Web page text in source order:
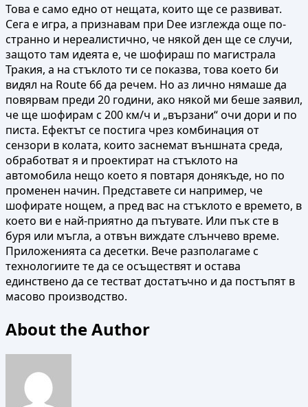
Това е само едно от нещата, които ще се развиват.
Сега е игра, а признавам при Dee изглежда още по-
странно и нереалистично, че някой ден ще се случи,
защото там идеята е, че шофираш по магистрала
Тракия, а на стъклото ти се показва, това което би
видял на Route 66 да речем. Но аз лично нямаше да
повярвам преди 20 години, ако някой ми беше заявил,
че ще шофирам с 200 км/ч и „вързани“ очи дори и по
писта. Ефектът се постига чрез комбинация от
сензори в колата, които заснемат външната среда,
обработват я и проектират на стъклото на
автомобила нещо което я повтаря донякъде, но по
променен начин. Представете си например, че
шофирате нощем, а пред вас на стъклото е времето, в
което ви е най-приятно да пътувате. Или пък сте в
буря или мъгла, а отвън виждате слънчево време.
Приложенията са десетки. Вече разполагаме с
технологиите те да се осъществят и остава
единствено да се тестват достатъчно и да постъпят в
масово производство.
About the Author